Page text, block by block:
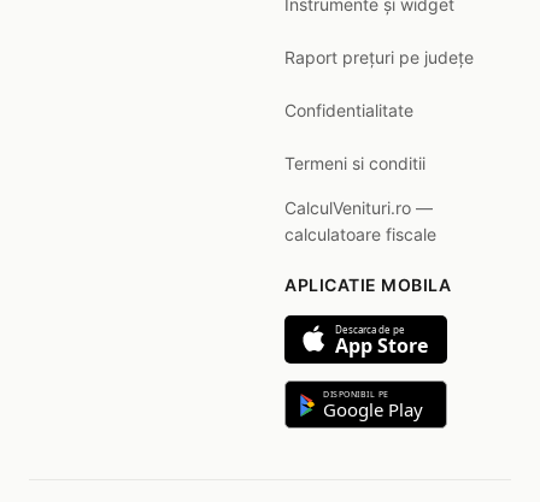
Instrumente și widget
Raport prețuri pe județe
Confidentialitate
Termeni si conditii
CalculVenituri.ro —
calculatoare fiscale
APLICATIE MOBILA
Descarca de pe
App Store
DISPONIBIL PE
Google Play